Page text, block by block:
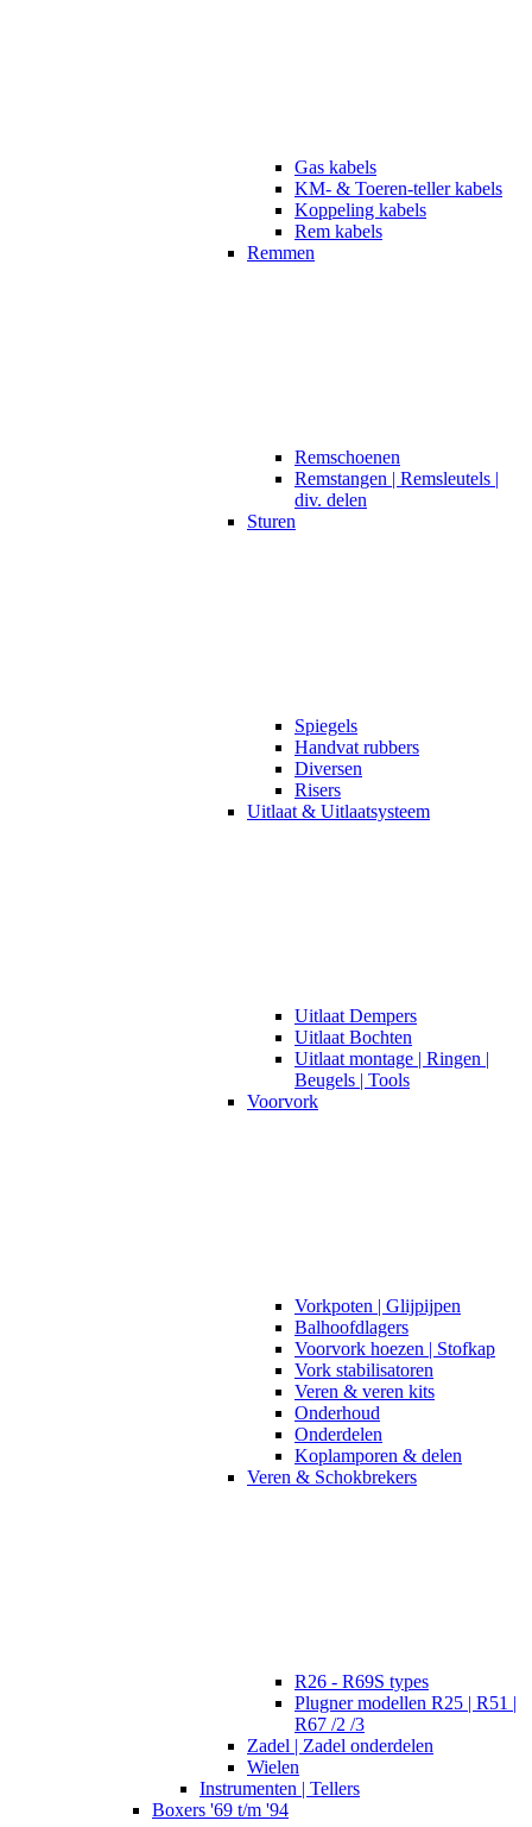
Gas kabels
KM- & Toeren-teller kabels
Koppeling kabels
Rem kabels
Remmen
Remschoenen
Remstangen | Remsleutels |
div. delen
Sturen
Spiegels
Handvat rubbers
Diversen
Risers
Uitlaat & Uitlaatsysteem
Uitlaat Dempers
Uitlaat Bochten
Uitlaat montage | Ringen |
Beugels | Tools
Voorvork
Vorkpoten | Glijpijpen
Balhoofdlagers
Voorvork hoezen | Stofkap
Vork stabilisatoren
Veren & veren kits
Onderhoud
Onderdelen
Koplamporen & delen
Veren & Schokbrekers
R26 - R69S types
Plugner modellen R25 | R51 |
R67 /2 /3
Zadel | Zadel onderdelen
Wielen
Instrumenten | Tellers
Boxers '69 t/m '94